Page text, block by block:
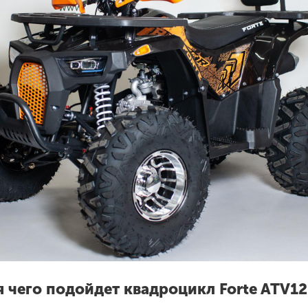
чего подойдет квадроцикл Forte